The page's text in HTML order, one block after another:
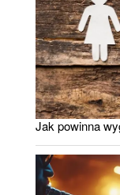
Jak powinna